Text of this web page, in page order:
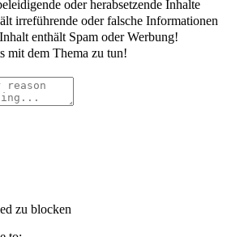
oder herabsetzende Inhalte
irreführende oder falsche Informationen
Inhalt enthält Spam oder Werbung!
mit dem Thema zu tun!
zu blocken